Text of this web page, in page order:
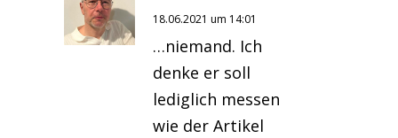
18.06.2021 um 14:01
…niemand. Ich
denke er soll
lediglich messen
wie der Artikel